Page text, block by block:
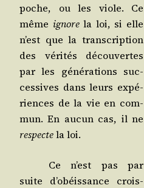
poche, ou les viole. Ce
même ignorela loi, si elle
n’est que la trans­crip­tion
des véri­tés décou­vertes
par les géné­ra­tions suc­
ces­sives dans leurs expé­
riences de la vie en com­
mun. En aucun cas, il ne
res­pectela loi.
Ce n’est pas par
suite d’o­béis­sance crois­